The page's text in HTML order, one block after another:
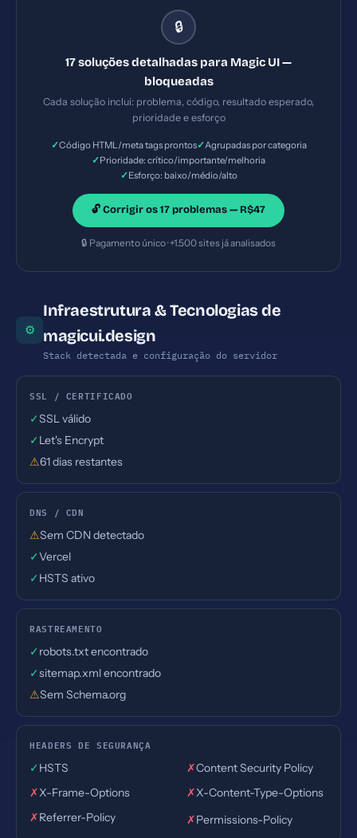
malicioso. — Solução #2: X-Frame-Options ausente
— Prioridade: Crítica — Esforço: Baixo — Seu site
(clickjacking). — Solução #6: Title com 8 caracteres
(ideal: 30-60) — Prioridade: Importante — Esforço:
🔒
17 soluções detalhadas para Magic UI —
bloqueadas
Cada solução inclui: problema, código, resultado esperado,
prioridade e esforço
✓Código HTML/meta tags prontos✓Agrupadas por categoria
✓Prioridade: crítico/importante/melhoria
✓Esforço: baixo/médio/alto
🔓 Corrigir os 17 problemas — R$47
🔒 Pagamento único · +1.500 sites já analisados
⚙
Infraestrutura & Tecnologias de
magicui.design
Stack detectada e configuração do servidor
SSL / CERTIFICADO
✓SSL válido
✓ Let's Encrypt
⚠61 dias restantes
DNS / CDN
⚠Sem CDN detectado
✓Vercel
✓ HSTS ativo
RASTREAMENTO
✓ robots.txt encontrado
✓sitemap.xml encontrado
⚠Sem Schema.org
HEADERS DE SEGURANÇA
✓ HSTS ✗Content Security Policy
✗X-Frame-Options ✗X-Content-Type-Options
✗Referrer-Policy ✗Permissions-Policy